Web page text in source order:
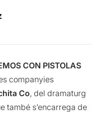
CON PISTOLAS
companyies
Co, del dramaturg
també s’encarrega de